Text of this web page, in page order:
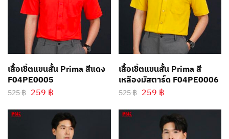
เสื้อเชิ้ตแขนสั้น Prima สีแดง
F04PE0005
525฿ 259 ฿
เสื้อเชิ้ตแขนสั้น Prima สี
เหลืองมัสตาร์ด F04PE0006
525฿ 259 ฿